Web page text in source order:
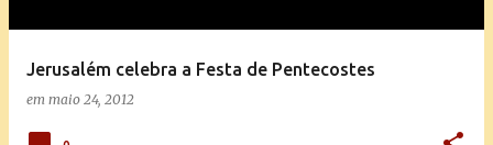
Jerusalém celebra a Festa de Pentecostes
em maio 24, 2012